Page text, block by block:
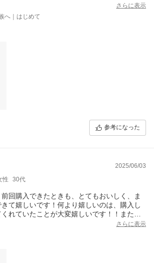
米もスゴくキレイです。
ます。
た。
さらに表示
へ｜はじめて
参考になった
2025/06/03
性 30代
回購入できたときも、とてもおいしく、ま
て嬉しいです！何より嬉しいのは、購入し
れていたことが大変嬉しいです！！また、
さらに表示